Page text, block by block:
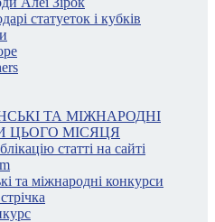
статуеток і кубків
ТА МІЖНАРОДНІ
ЦЬОГО МІСЯЦЯ
статті на сайті
та міжнародні конкурси